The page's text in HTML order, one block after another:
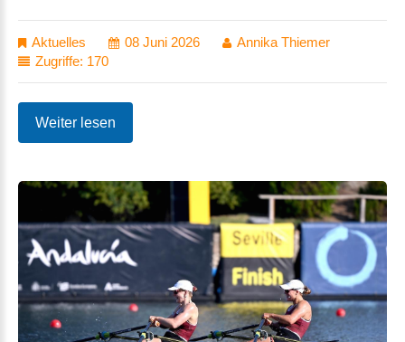
Aktuelles 08 Juni 2026
Annika Thiemer
Zugriffe: 170
Weiter lesen